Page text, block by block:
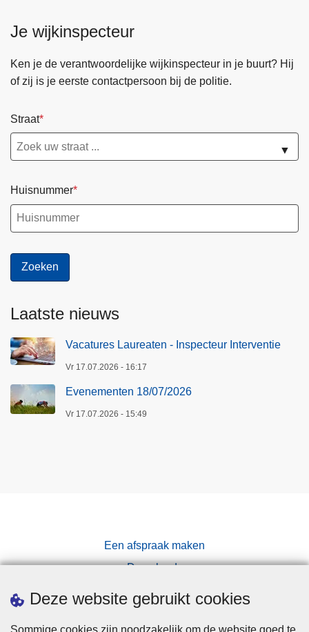
Deze website gebruikt cookies
Sommige cookies zijn noodzakelijk om de website goed te
Je wijkinspecteur
Ken je de verantwoordelijke wijkinspecteur in je buurt? Hij
of zij is je eerste contactpersoon bij de politie.
Straat
▼
Huisnummer
Laatste nieuws
Vacatures Laureaten - Inspecteur Interventie
Vr 17.07.2026 - 16:17
Evenementen 18/07/2026
Vr 17.07.2026 - 15:49
Een afspraak maken
Downloads